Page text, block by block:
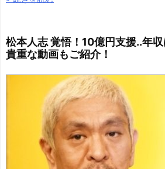
松本人志 覚悟！10億円支援..年
貴重な動画もご紹介！